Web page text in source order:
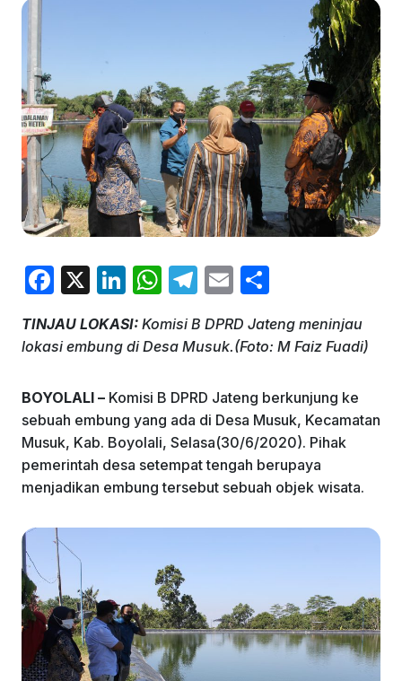
F
c
b
o
o
k
X
Li
k
dI
n
W
at
A
p
p
T
e
a
m
E
ai ar
TINJAU LOKASI: Komisi B DPRD Jateng meninjau
lokasi embung di Desa Musuk.(Foto: M Faiz Fuadi)
BOYOLALI – Komisi B DPRD Jateng berkunjung ke
sebuah embung yang ada di Desa Musuk, Kecamatan
Musuk, Kab. Boyolali, Selasa(30/6/2020). Pihak
pemerintah desa setempat tengah berupaya
menjadikan embung tersebut sebuah objek wisata.